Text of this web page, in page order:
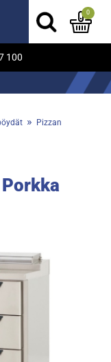
100
0
»
Pizzan